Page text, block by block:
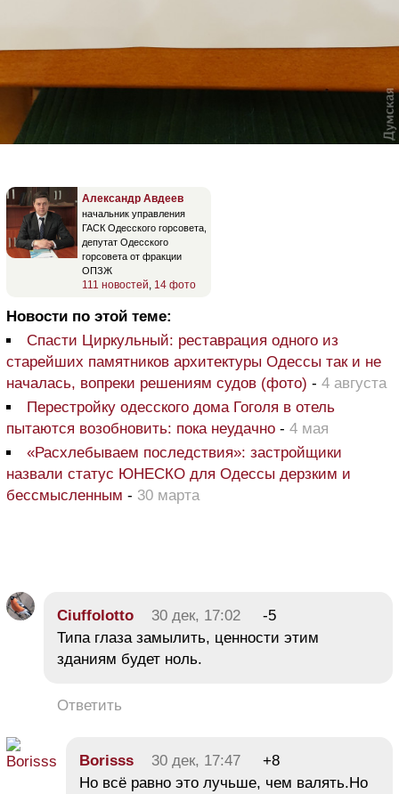
Александр Авдеев
начальник управления
ГАСК Одесского горсовета,
депутат Одесского
горсовета от фракции
ОПЗЖ
111 новостей 14 фото
Новости по этой теме:
Спасти Циркульный: реставрация одного из
старейших памятников архитектуры Одессы так и не
началась, вопреки решениям судов (фото) - 4 августа
Перестройку одесского дома Гоголя в отель
пытаются возобновить: пока неудачно - 4 мая
«Расхлебываем последствия»: застройщики
назвали статус ЮНЕСКО для Одессы дерзким и
бессмысленным - 30 марта
Ciuffolotto 30 дек, 17:02
-5
Типа глаза замылить, ценности этим
зданиям будет ноль.
Ответить
Borisss 30 дек, 17:47
+8
Но всё равно это лучьше, чем валять.Но